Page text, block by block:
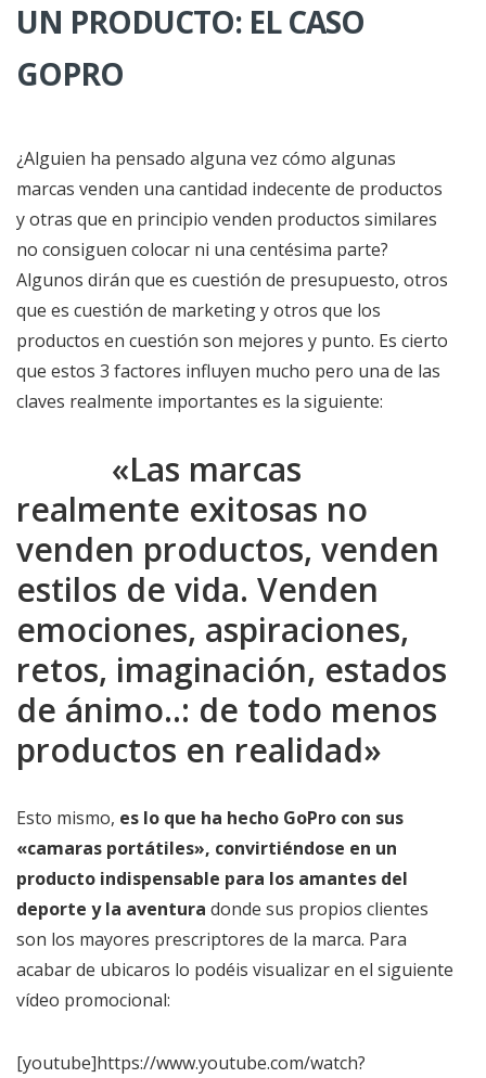
UN PRODUCTO: EL CASO
GOPRO
¿Alguien ha pensado alguna vez cómo algunas
marcas venden una cantidad indecente de productos
y otras que en principio venden productos similares
no consiguen colocar ni una centésima parte?
Algunos dirán que es cuestión de presupuesto, otros
que es cuestión de marketing y otros que los
productos en cuestión son mejores y punto. Es cierto
que estos 3 factores influyen mucho pero una de las
claves realmente importantes es la siguiente:
«Las marcas
realmente exitosas no
venden productos, venden
estilos de vida. Venden
emociones, aspiraciones,
retos, imaginación, estados
de ánimo..: de todo menos
productos en realidad»
Esto mismo, es lo que ha hecho GoPro con sus
«camaras portátiles», convirtiéndose en un
producto indispensable para los amantes del
deporte y la aventura donde sus propios clientes
son los mayores prescriptores de la marca. Para
acabar de ubicaros lo podéis visualizar en el siguiente
vídeo promocional:
[youtube]https://www.youtube.com/watch?